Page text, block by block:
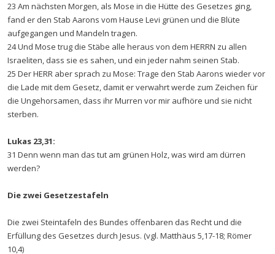
23 Am nächsten Morgen, als Mose in die Hütte des Gesetzes ging,
fand er den Stab Aarons vom Hause Levi grünen und die Blüte
aufgegangen und Mandeln tragen.
24 Und Mose trug die Stäbe alle heraus von dem HERRN zu allen
Israeliten, dass sie es sahen, und ein jeder nahm seinen Stab.
25 Der HERR aber sprach zu Mose: Trage den Stab Aarons wieder vor
die Lade mit dem Gesetz, damit er verwahrt werde zum Zeichen für
die Ungehorsamen, dass ihr Murren vor mir aufhöre und sie nicht
sterben.
Lukas 23,31:
31 Denn wenn man das tut am grünen Holz, was wird am dürren
werden?
Die zwei Gesetzestafeln
Die zwei Steintafeln des Bundes offenbaren das Recht und die
Erfüllung des Gesetzes durch Jesus. (vgl. Matthäus 5,17-18; Römer
10,4)